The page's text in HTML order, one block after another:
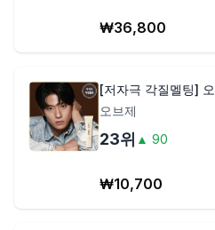
₩36,800
[저자극 각질멜팅]
오브제
23위 ▲ 90
₩10,700